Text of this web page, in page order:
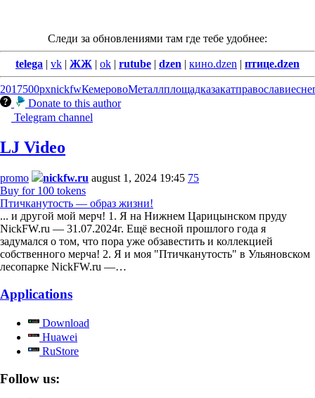
Следи за обновлениями там где тебе удобнее:
telega | vk | ЖЖ | ok | rutube | dzen | кино.dzen | птице.dzen
2017500pxnickfwКемеровоМеталлплощадказакатправославие
Donate to this author
Telegram channel
LJ Video
promo nickfw.ru august 1, 2024 19:45 75
Buy for 100 tokens
Птичканутость — образ жизни!
... и другой мой мерч! 1. Я на Нижнем Царицынском пруду
NickFW.ru — 31.07.2024г. Ещё весной прошлого года я
задумался о том, что пора уже обзавестить и коллекцией
собственного мерча! 2. Я и моя "Птичканутость" в Ульяновском
лесопарке NickFW.ru —…
Applications
Download
Huawei
RuStore
Follow us: